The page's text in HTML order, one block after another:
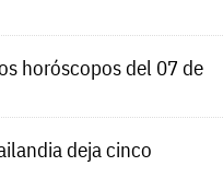
horóscopos del 07 de
deja cinco